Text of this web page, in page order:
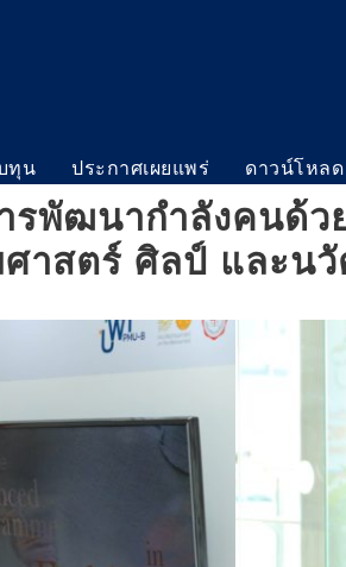
ทุน ประกาศเผยแพร่ ดาวน์โหลด
รพัฒนากำลังคนด้
าสตร์ ศิลป์ และน